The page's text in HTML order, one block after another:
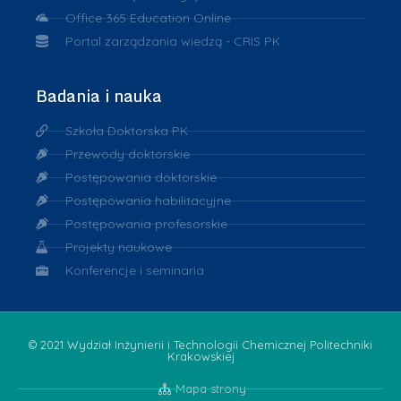
Office 365 Education Online
Portal zarządzania wiedzą - CRIS PK
Badania i nauka
Szkoła Doktorska PK
Przewody doktorskie
Postępowania doktorskie
Postępowania habilitacyjne
Postępowania profesorskie
Projekty naukowe
Konferencje i seminaria
© 2021 Wydział Inżynierii i Technologii Chemicznej Politechniki
Krakowskiej
Mapa strony